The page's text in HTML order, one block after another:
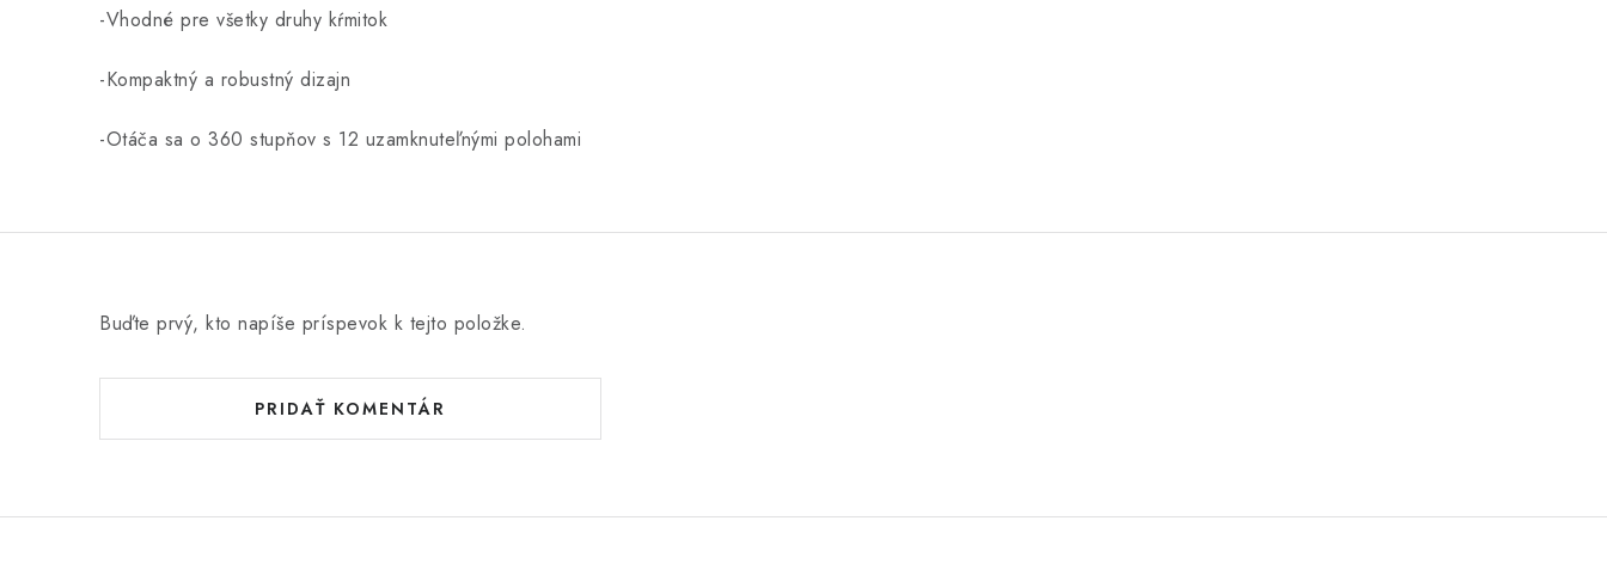
-Vhodné pre všetky druhy kŕmitok
-Kompaktný a robustný dizajn
-Otáča sa o 360 stupňov s 12 uzamknuteľnými polohami
Buďte prvý, kto napíše príspevok k tejto položke.
PRIDAŤ KOMENTÁR